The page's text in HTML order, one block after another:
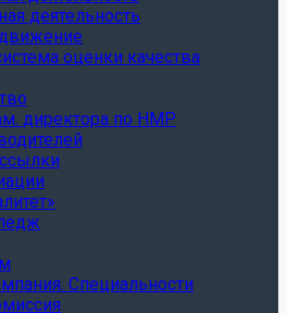
деятельность
оценки качества
директора по НМР
Специальности